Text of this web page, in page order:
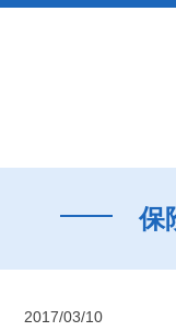
保
2017/03/10